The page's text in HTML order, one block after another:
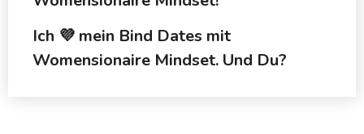
Ich 💜 mein Bind Dates mit
Womensionaire Mindset. Und Du?